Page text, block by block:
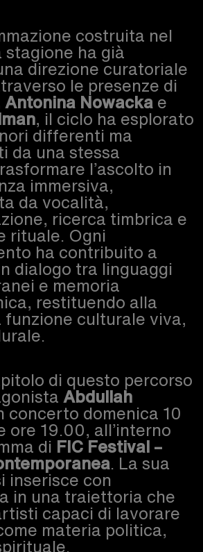
costruita nel
stagione ha già
direzione curatoriale
le presenze di
Antonina Nowacka e
, il ciclo ha esplorato
differenti ma
da una stessa
l’ascolto in
immersiva,
da vocalità,
ricerca timbrica e
rituale. Ogni
ha contribuito a
dialogo tra linguaggi
e memoria
restituendo alla
funzione culturale viva,
di questo percorso
Abdullah
concerto domenica 10
ore 19.00, all’interno
di FIC Festival –
. La sua
inserisce con
in una traiettoria che
capaci di lavorare
materia politica,